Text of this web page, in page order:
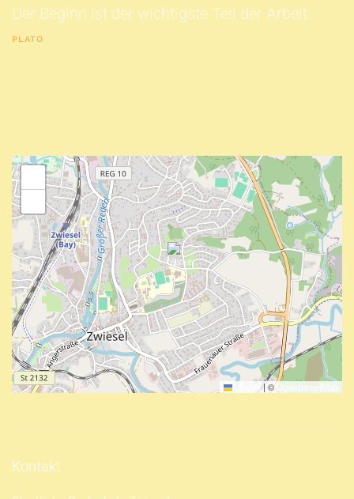
Der Beginn ist der wichtigste Teil der Arbeit.
PLATO
Leaflet | ©OpenStreetMap
Kontakt